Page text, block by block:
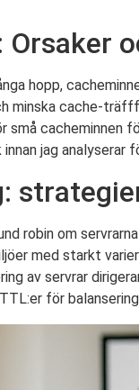
Orsaker
hopp,
minska cache-
små
innan jag
robin om
med starkt
av servrar
för